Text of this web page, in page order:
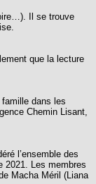
Il se trouve
que la lecture
famille dans les
Chemin Lisant,
l’ensemble des
2021. Les membres
Macha Méril (Liana